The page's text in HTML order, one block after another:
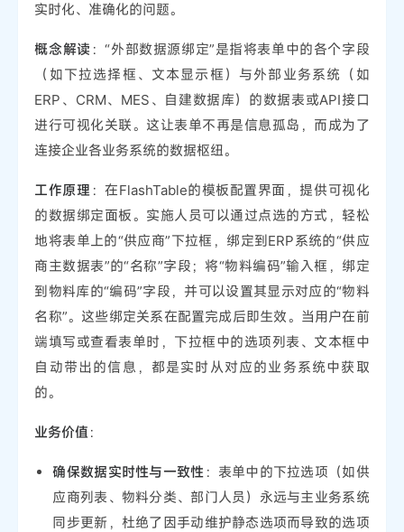
实时化、准确化的问题。
概念解读 ：“外部数据源绑定”是指将表单中的各个字段
（如下拉选择框、文本显示框）与外部业务系统（如
ERP、CRM、MES、自建数据库）的数据表或API接口
进行可视化关联。这让表单不再是信息孤岛，而成为了
连接企业各业务系统的数据枢纽。
工作原理 ：在FlashTable的模板配置界面，提供可视化
的数据绑定面板。实施人员可以通过点选的方式，轻松
地将表单上的“供应商”下拉框，绑定到ERP系统的“供应
商主数据表”的“名称”字段；将“物料编码”输入框，绑定
到物料库的“编码”字段，并可以设置其显示对应的“物料
名称”。这些绑定关系在配置完成后即生效。当用户在前
端填写或查看表单时，下拉框中的选项列表、文本框中
自动带出的信息，都是实时从对应的业务系统中获取
的。
业务价值：
确保数据实时性与一致性 ：表单中的下拉选项（如供
应商列表、物料分类、部门人员）永远与主业务系统
同步更新，杜绝了因手动维护静态选项而导致的选项